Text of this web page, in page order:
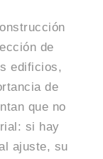
de
edificios,
de
que no
si hay
ajuste, su